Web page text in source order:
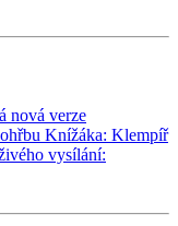
nová verze
Knížáka: Klempíř
vysílání: